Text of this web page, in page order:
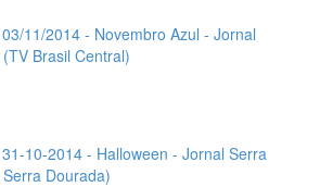
11/2014 - Novembro Azul - Jornal
Brasil Central)
10-2014 - Halloween - Jornal Serra
Dourada)